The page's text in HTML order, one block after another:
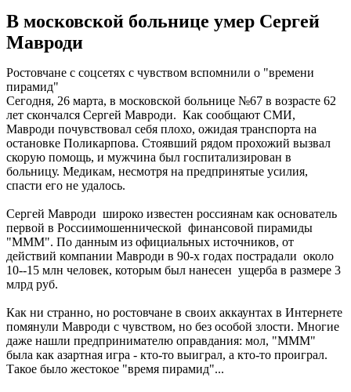
В московской больнице умер Сергей
Мавроди
Ростовчане с соцсетях с чувством вспомнили о "времени
пирамид"
Сегодня, 26 марта, в московской больнице №67 в возрасте 62
лет скончался Сергей Мавроди. Как сообщают СМИ,
Мавроди почувствовал себя плохо, ожидая транспорта на
остановке Поликарпова. Стоявший рядом прохожий вызвал
скорую помощь, и мужчина был госпитализирован в
больницу. Медикам, несмотря на предпринятые усилия,
спасти его не удалось.
Сергей Мавроди широко известен россиянам как основатель
первой в Россиимошеннической финансовой пирамиды
"МММ". По данным из официальных источников, от
действий компании Мавроди в 90-х годах пострадали около
10--15 млн человек, которым был нанесен ущерба в размере 3
млрд руб.
Как ни странно, но ростовчане в своих аккаунтах в Интернете
помянули Мавроди с чувством, но без особой злости. Многие
даже нашли предпринимателю оправдания: мол, "МММ"
была как азартная игра - кто-то выиграл, а кто-то проиграл.
Такое было жестокое "время пирамид"...